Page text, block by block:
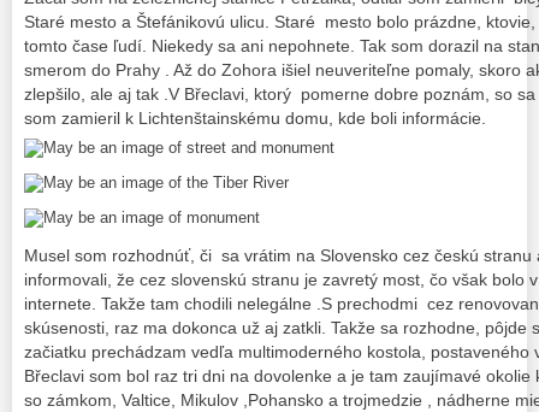
Staré mesto a Štefánikovú ulicu. Staré mesto bolo prázdne,
tomto čase ľudí. Niekedy sa ani nepohnete. Tak som dorazil na
smerom do Prahy . Až do Zohora išiel neuveriteľne pomaly, skoro
zlepšilo, ale aj tak .V Břeclavi, ktorý pomerne dobre poznám, so
som zamieril k Lichtenštainskému domu, kde boli informácie.
Musel som rozhodnúť, či sa vrátim na Slovensko cez českú stranu
informovali, že cez slovenskú stranu je zavretý most, čo však bolo
internete. Takže tam chodili nelegálne .S prechodmi cez
skúsenosti, raz ma dokonca už aj zatkli. Takže sa rozhodne,
začiatku prechádzam vedľa multimoderného kostola, postaveného
Břeclavi som bol raz tri dni na dovolenke a je tam zaujímavé
so zámkom, Valtice, Mikulov ,Pohansko a trojmedzie , nádherne